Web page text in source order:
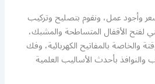
عمل، ونقوم بتصليح وتركيب
لفتح الأقفال المتساطحة والمشبك،
والخاصة بالمفاتيح الكهربائية، وفك
والنوافذ بأحدث الأساليب العلمية